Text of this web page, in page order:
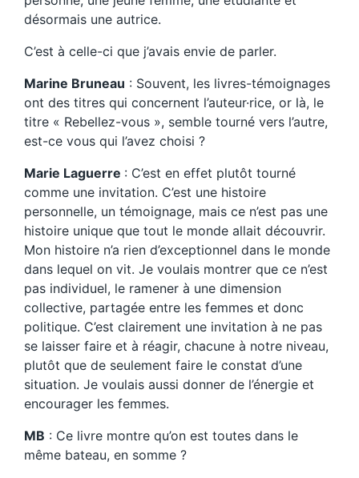
désormais une autrice.
C’est à celle-ci que j’avais envie de parler.
Marine Bruneau : Souvent, les livres-témoignages
ont des titres qui concernent l’auteur·rice, or là, le
titre « Rebellez-vous », semble tourné vers l’autre,
est-ce vous qui l’avez choisi ?
Marie Laguerre : C’est en effet plutôt tourné
comme une invitation. C’est une histoire
personnelle, un témoignage, mais ce n’est pas une
histoire unique que tout le monde allait découvrir.
Mon histoire n’a rien d’exceptionnel dans le monde
dans lequel on vit. Je voulais montrer que ce n’est
pas individuel, le ramener à une dimension
collective, partagée entre les femmes et donc
politique. C’est clairement une invitation à ne pas
se laisser faire et à réagir, chacune à notre niveau,
plutôt que de seulement faire le constat d’une
situation. Je voulais aussi donner de l’énergie et
encourager les femmes.
MB : Ce livre montre qu’on est toutes dans le
même bateau, en somme ?